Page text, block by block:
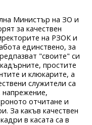
Министър на ЗО и
за качествен
на РЗОК и
единствено, за
"своите" си
простите
и клюкарите, а
служители са
отчитане и
За какъв качествен
в касата са в